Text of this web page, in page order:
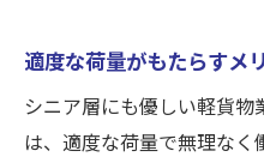
適度な荷量がもたらすメ
シニア層にも優しい軽貨
は、適度な荷量で無理な